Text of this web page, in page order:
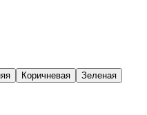
Коричневая Зеленая